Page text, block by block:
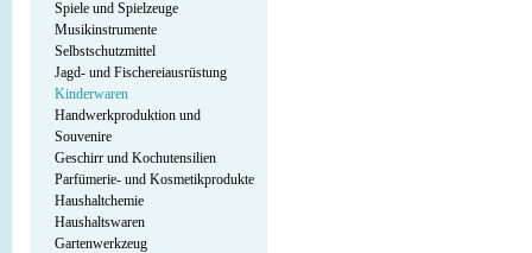
Spiele und Spielzeuge
Musikinstrumente
Selbstschutzmittel
Jagd- und Fischereiausrüstung
Kinderwaren
Handwerkproduktion und
Souvenire
Geschirr und Kochutensilien
Parfümerie- und Kosmetikprodukte
Haushaltchemie
Haushaltswaren
Gartenwerkzeug